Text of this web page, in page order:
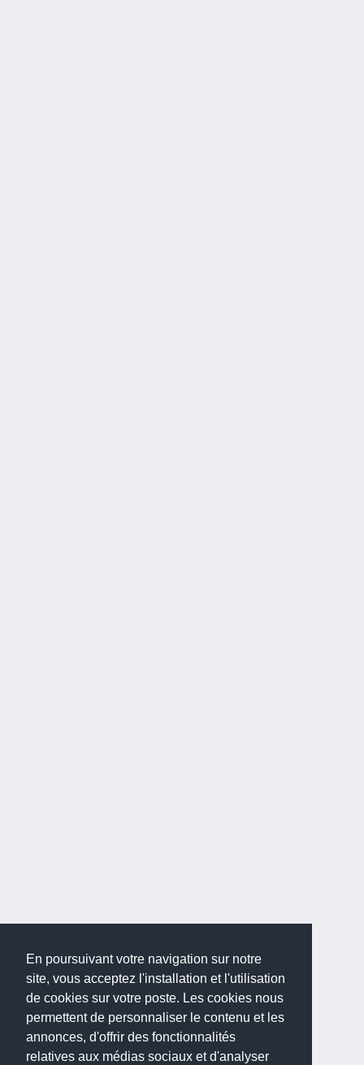
En poursuivant votre navigation sur notre
site, vous acceptez l'installation et l'utilisation
de cookies sur votre poste. Les cookies nous
permettent de personnaliser le contenu et les
annonces, d'offrir des fonctionnalités
relatives aux médias sociaux et d'analyser